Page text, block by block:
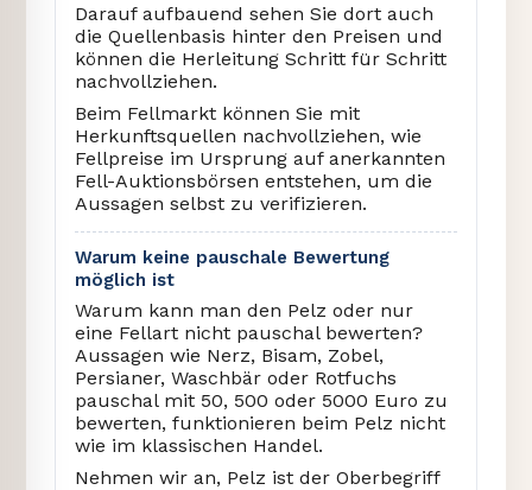
Darauf aufbauend sehen Sie dort auch
die Quellenbasis hinter den Preisen und
können die Herleitung Schritt für Schritt
nachvollziehen.
Beim Fellmarkt können Sie mit
Herkunftsquellen nachvollziehen, wie
Fellpreise im Ursprung auf anerkannten
Fell-Auktionsbörsen entstehen, um die
Aussagen selbst zu verifizieren.
Warum keine pauschale Bewertung
möglich ist
Warum kann man den Pelz oder nur
eine Fellart nicht pauschal bewerten?
Aussagen wie Nerz, Bisam, Zobel,
Persianer, Waschbär oder Rotfuchs
pauschal mit 50, 500 oder 5000 Euro zu
bewerten, funktionieren beim Pelz nicht
wie im klassischen Handel.
Nehmen wir an, Pelz ist der Oberbegriff